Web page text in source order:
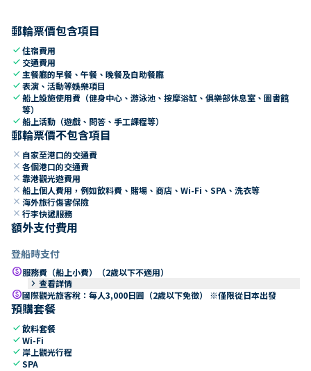
郵輪票價包含項目
check住宿費用
check 交通費用
check 主餐廳的早餐、午餐、晚餐及自助餐廳
check表演、活動等娛樂項目
check船上設施使用費（健身中心、游泳池、按摩浴缸、俱樂部休息室、圖書館
等）
check船上活動（遊戲、問答、手工課程等）
郵輪票價不包含項目
close 自家至港口的交通費
close 各個港口的交通費
close 靠港觀光遊費用
close 船上個人費用，例如飲料費、賭場、商店、Wi-Fi、SPA、洗衣等
close 海外旅行傷害保險
close 行李快遞服務
額外支付費用
登船時支付
paid服務費（船上小費）（2歲以下不適用）
keyboard_arrow_right 查看詳情
paid國際觀光旅客稅：每人3,000日圓（2歲以下免徵） ※僅限從日本出發
預購套餐
check飲料套餐
checkWi-Fi
check 岸上觀光行程
checkSPA